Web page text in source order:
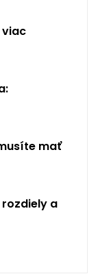
mať
a